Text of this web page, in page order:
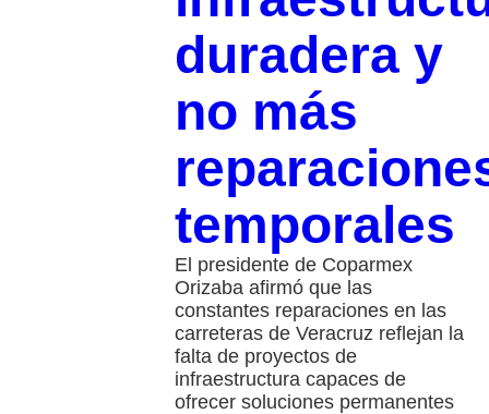
duradera y
no más
temporales
El presidente de Coparmex
Orizaba afirmó que las
constantes reparaciones en las
carreteras de Veracruz reflejan la
falta de proyectos de
infraestructura capaces de
ofrecer soluciones permanentes